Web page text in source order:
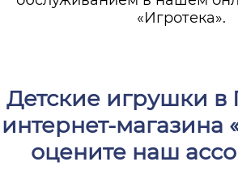
«Игротека».
Детские игрушки в
интернет-магазина
оцените наш